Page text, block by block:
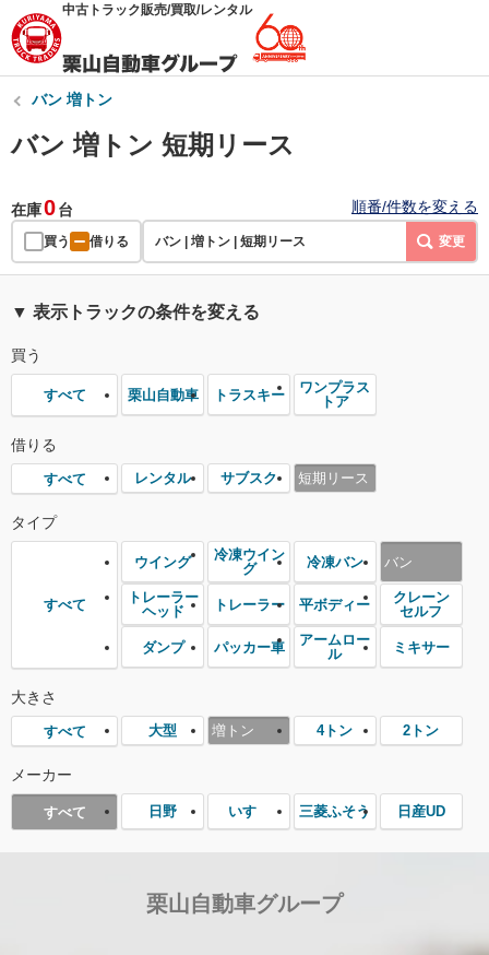
中古トラック販売/買取/レンタル
バン 増トン
バン 増トン 短期リース
在庫0台 順番/件数を変える
買う 借りる バン | 増トン | 短期リース 変更
▼ 表示トラックの条件を変える
買う
すべて 栗山自動車 トラスキー
ワンプラス
トア
借りる
すべて レンタル サブスク 短期リース
タイプ
すべて
ウイング
冷凍ウイン
グ
冷凍バン バン
トレーラー
ヘッド
トレーラー 平ボディー
クレーン
セルフ
ダンプ パッカー車
アームロー
ル
ミキサー
大きさ
すべて 大型 増トン 4トン 2トン
メーカー
すべて 日野 いすゞ 三菱ふそう 日産UD
栗山自動車グループ